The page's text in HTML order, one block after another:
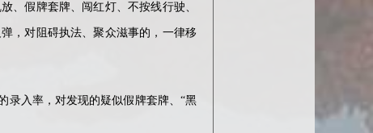
、假牌套牌、闯红灯、不按线行驶、
，对阻碍执法、聚众滋事的，一律移
入率，对发现的疑似假牌套牌、“黑